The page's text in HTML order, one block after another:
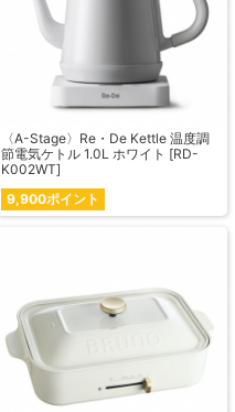
〈A-Stage〉Re・De Kettle 温度調
節電気ケトル 1.0L ホワイト [RD-
K002WT]
9,900ポイント